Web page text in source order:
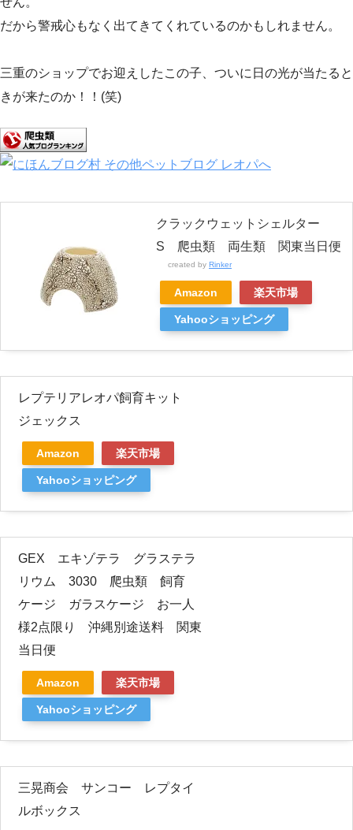
だから警戒心もなく出てきてくれているのかもしれません。
三重のショップでお迎えしたこの子、ついに日の光が当たると
きが来たのか！！(笑)
クラックウェットシェルター
S 爬虫類 両生類 関東当日便
created by Rinker
Amazon 楽天市場
Yahooショッピング
レプテリアレオパ飼育キット
ジェックス
Amazon 楽天市場
Yahooショッピング
GEX エキゾテラ グラステラ
リウム 3030 爬虫類 飼育
ケージ ガラスケージ お一人
様2点限り 沖縄別途送料 関東
当日便
Amazon 楽天市場
Yahooショッピング
三晃商会 サンコー レプタイ
ルボックス